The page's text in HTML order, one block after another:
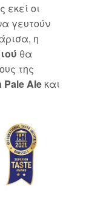
εκεί οι
γευτούν
η
θα
της
Pale Ale και